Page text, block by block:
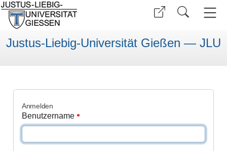
Justus-Liebig-Universität Gießen — JLU
Anmelden
Benutzername